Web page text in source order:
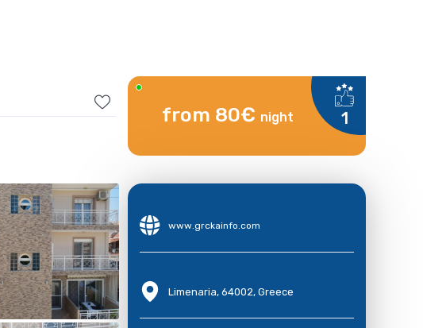
1
from 80€ night
www.grckainfo.com
Limenaria, 64002, Greece